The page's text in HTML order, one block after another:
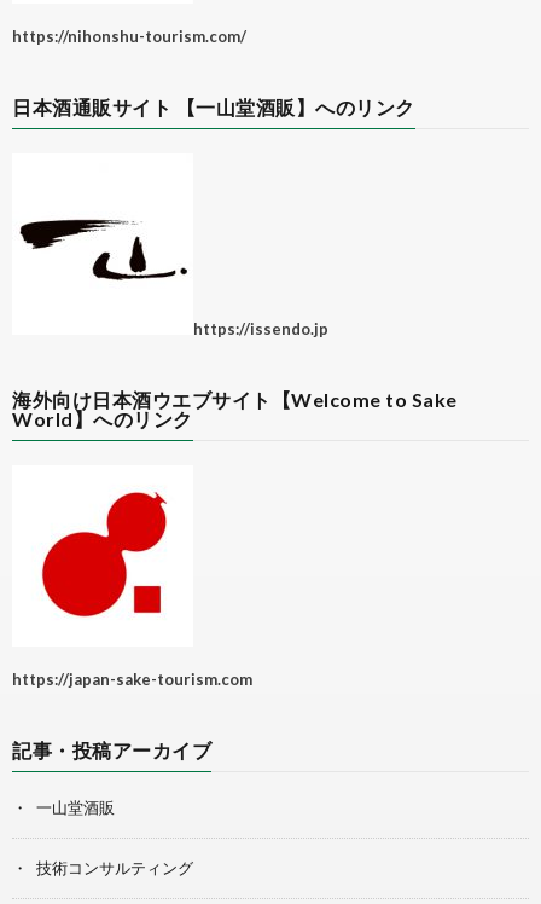
https://nihonshu-tourism.com/
日本酒通販サイト 【一山堂酒販】へのリンク
https://issendo.jp
海外向け日本酒ウエブサイト【Welcome to Sake
World】へのリンク
https://japan-sake-tourism.com
記事・投稿アーカイブ
一山堂酒販
技術コンサルティング